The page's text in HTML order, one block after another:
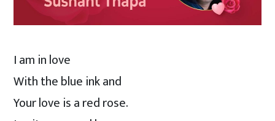
I am in love
With the blue ink and
Your love is a red rose.